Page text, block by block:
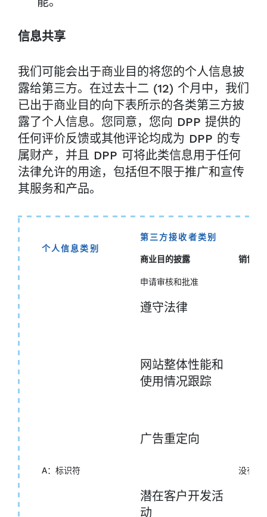
信息共享
我们可能会出于商业目的将您的个人信息披
露给第三方。在过去十二 (12) 个月中，我们
已出于商业目的向下表所示的各类第三方披
露了个人信息。您同意，您向 DPP 提供的
任何评价反馈或其他评论均成为 DPP 的专
属财产，并且 DPP 可将此类信息用于任何
法律允许的用途，包括但不限于推广和宣传
其服务和产品。
个人信息类别
第三方接收者类别
商业目的披露 销售量
A：标识符
申请审核和批准
遵守法律
网站整体性能和
使用情况跟踪
广告重定向
潜在客户开发活
动
没有任